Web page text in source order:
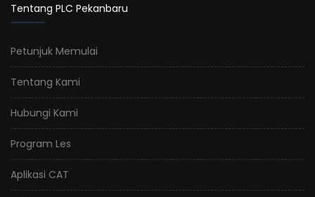
Tentang PLC Pekanbaru
Petunjuk Memulai
Tentang Kami
Hubungi Kami
Program Les
Aplikasi CAT